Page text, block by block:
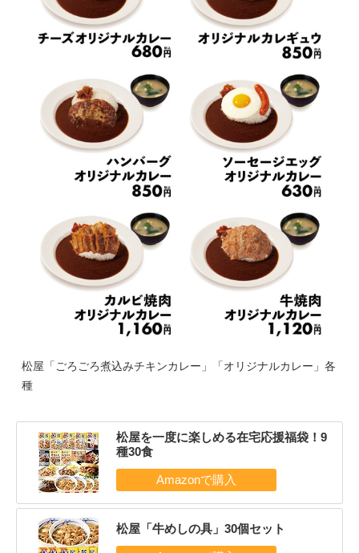
松屋「ごろごろ煮込みチキンカレー」「オリジナルカレー」各
種
松屋を一度に楽しめる在宅応援福袋！9
種30食
松屋「牛めしの具」30個セット